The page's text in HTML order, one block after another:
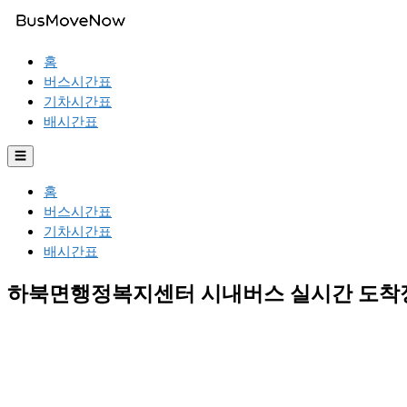
홈
버스시간표
기차시간표
배시간표
☰
홈
버스시간표
기차시간표
배시간표
하북면행정복지센터 시내버스 실시간 도착